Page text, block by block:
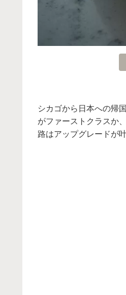
シカゴから日本への帰
がファーストクラスか
路はアップグレードが